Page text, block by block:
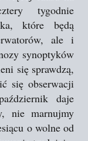
tygodnie
które będą
ale i
synoptyków
się sprawdzą,
się obserwacji
daje
nie marnujmy
o wolne od